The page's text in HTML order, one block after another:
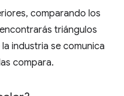
comparando los
triángulos
industria se comunica
compara.